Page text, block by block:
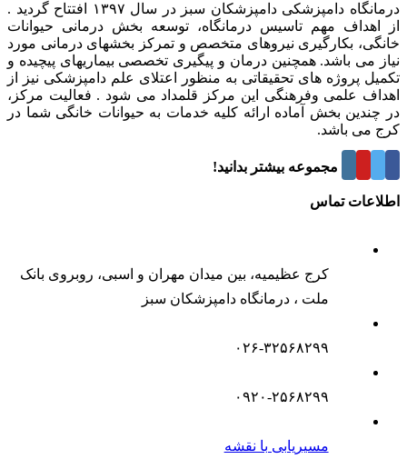
درمانگاه دامپزشکی دامپزشکان سبز در سال ۱۳۹۷ افتتاح گردید .
از اهداف مهم تاسیس درمانگاه، توسعه بخش درمانی حیوانات
خانگی، بکارگیری نیروهای متخصص و تمرکز بخشهای درمانی مورد
نیاز می باشد. همچنین درمان و پیگیری تخصصی بیماریهای پیچیده و
تکمیل پروژه های تحقیقاتی به منظور اعتلای علم دامپزشکی نیز از
اهداف علمی وفرهنگی این مرکز قلمداد می شود . فعالیت مرکز،
در چندین بخش آماده ارائه کلیه خدمات به حیوانات خانگی شما در
کرج می باشد.
درباره این مجموعه بیشتر بدانید!
اطلاعات تماس
کرج عظیمیه، بین میدان مهران و اسبی، روبروی بانک
ملت ، درمانگاه دامپزشکان سبز
۰۲۶-۳۲۵۶۸۲۹۹
۰۹۲۰-۲۵۶۸۲۹۹
مسیریابی با نقشه